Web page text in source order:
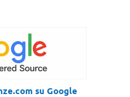
su Google